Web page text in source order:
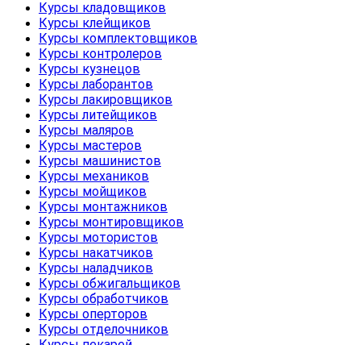
Курсы кладовщиков
Курсы клейщиков
Курсы комплектовщиков
Курсы контролеров
Курсы кузнецов
Курсы лаборантов
Курсы лакировщиков
Курсы литейщиков
Курсы маляров
Курсы мастеров
Курсы машинистов
Курсы механиков
Курсы мойщиков
Курсы монтажников
Курсы монтировщиков
Курсы мотористов
Курсы накатчиков
Курсы наладчиков
Курсы обжигальщиков
Курсы обработчиков
Курсы оперторов
Курсы отделочников